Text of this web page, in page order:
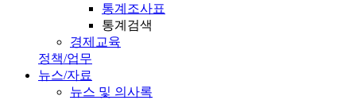
통계조사표
통계검색
경제교육
정책/업무
뉴스/자료
뉴스 및 의사록